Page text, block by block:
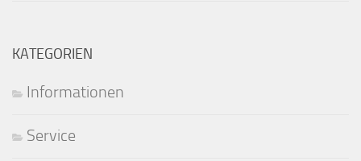
KATEGORIEN
Informationen
Service